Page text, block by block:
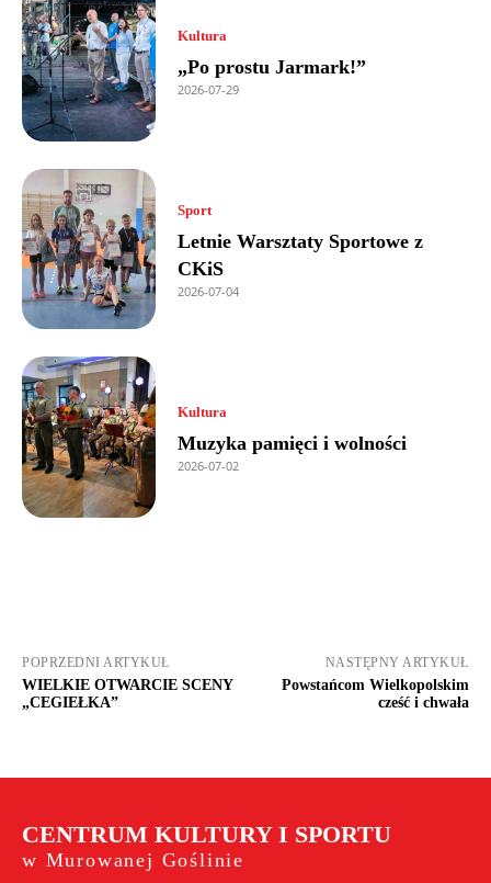
Kultura
„Po prostu Jarmark!”
2026-07-29
Sport
Letnie Warsztaty Sportowe z
CKiS
2026-07-04
Kultura
Muzyka pamięci i wolności
2026-07-02
POPRZEDNI ARTYKUŁ
WIELKIE OTWARCIE SCENY
„CEGIEŁKA”
NASTĘPNY ARTYKUŁ
Powstańcom Wielkopolskim
cześć i chwała
CENTRUM KULTURY I SPORTU
w Murowanej Goślinie